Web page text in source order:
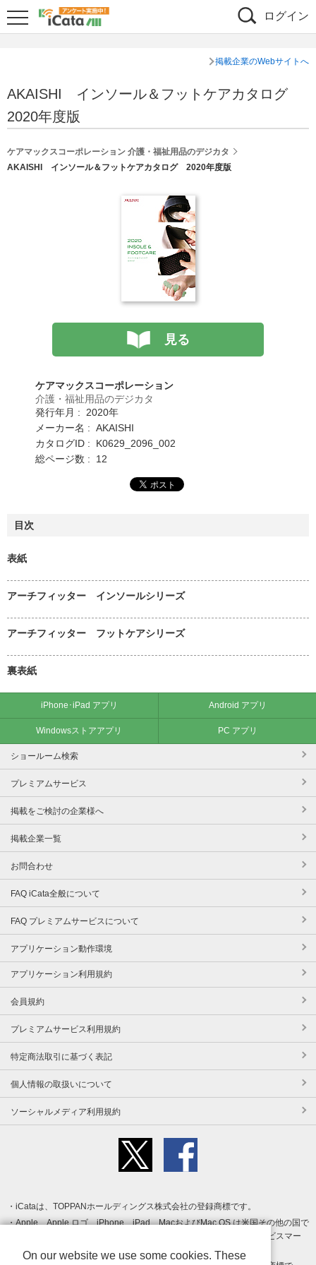
ログイン
掲載企業のWebサイトへ
AKAISHI インソール＆フットケアカタログ
2020年度版
ケアマックスコーポレーション 介護・福祉用品のデジカタ
AKAISHI インソール＆フットケアカタログ 2020年度版
見る
ケアマックスコーポレーション
介護・福祉用品のデジカタ
発行年月 : 2020年
メーカー名 : AKAISHI
カタログID : K0629_2096_002
総ページ数 : 12
目次
表紙
アーチフィッター インソールシリーズ
アーチフィッター フットケアシリーズ
裏表紙
iPhone･iPad アプリ Android アプリ
Windowsストアアプリ PC アプリ
ショールーム検索
プレミアムサービス
掲載をご検討の企業様へ
掲載企業一覧
お問合わせ
FAQ iCata全般について
FAQ プレミアムサービスについて
アプリケーション動作環境
アプリケーション利用規約
会員規約
プレミアムサービス利用規約
特定商法取引に基づく表記
個人情報の取扱いについて
ソーシャルメディア利用規約
iCataは、TOPPANホールディングス株式会社の登録商標です。
Apple、Apple ロゴ、iPhone、iPad、MacおよびMac OS は米国その他の国で
登録された Apple Inc. の商標です。App Store は Apple Inc. のサービスマー
クです。
On our website we use some cookies. These